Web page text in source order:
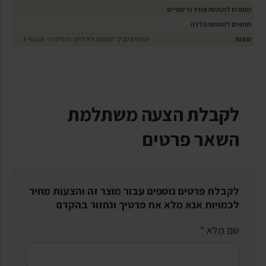
מתאים למוטות אווירודינמיים
מתאים למוטות פלדה
שונות
מתאים סביב למוטות ולא לתוך מסילת ה- T-track.
לקבלת הצעה משתלמת
השאר פרטים
לקבלת פרטים נוספים עבור מוצר זה והצעות מחיר
לכמויות אנא מלא את פרטיך ונחזור בהקדם
שם מלא *